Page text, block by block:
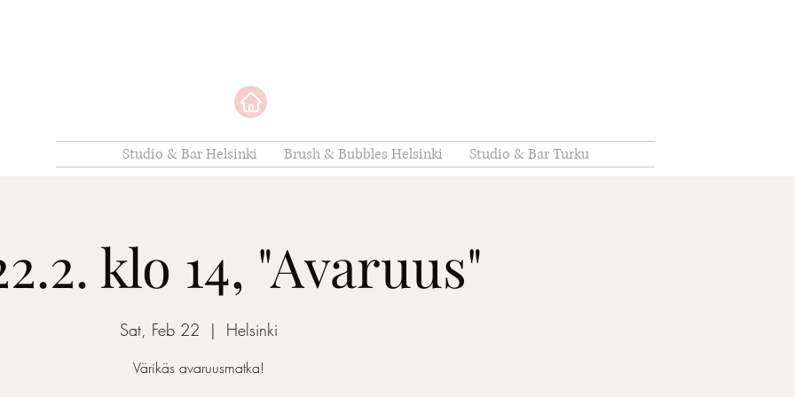
Studio & Bar Helsinki Brush & Bubbles Helsinki Studio & Bar Turku
klo 14, "Avaruus"
Sat, Feb 22
  |
Helsinki
Värikäs avaruusmatka!